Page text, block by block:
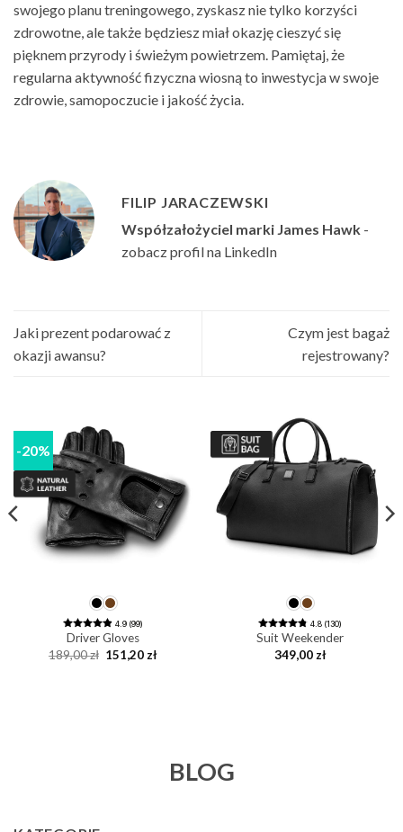
swojego planu treningowego, zyskasz nie tylko korzyści
zdrowotne, ale także będziesz miał okazję cieszyć się
pięknem przyrody i świeżym powietrzem. Pamiętaj, że
regularna aktywność fizyczna wiosną to inwestycja w swoje
zdrowie, samopoczucie i jakość życia.
FILIP JARACZEWSKI
Współzałożyciel marki James Hawk -
zobacz profil na LinkedIn
Jaki prezent podarować z
okazji awansu?
Czym jest bagaż
rejestrowany?
-20%
4.9 (99)
Driver Gloves
189,00zł Pierwotna
cena
151,20 złAktualna
4.8 (130)
Suit Weekender
349,00 zł
BLOG